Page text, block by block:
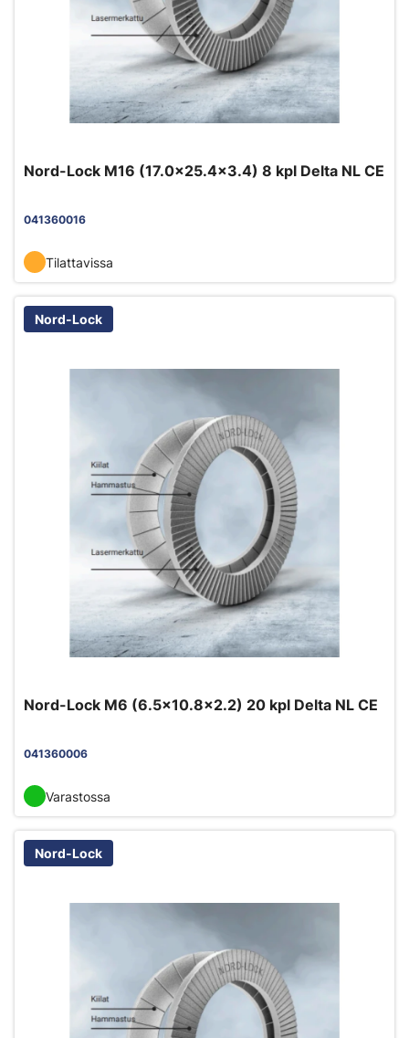
Nord-Lock M16 (17.0x25.4x3.4) 8 kpl Delta NL CE
041360016
Tilattavissa
Nord-Lock
Nord-Lock M6 (6.5x10.8x2.2) 20 kpl Delta NL CE
041360006
Varastossa
Nord-Lock